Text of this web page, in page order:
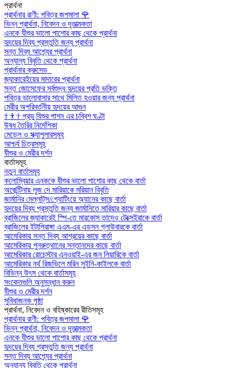
প্রার্থনা
প্রার্থনার রাণী: পবিত্র জপমালা 🌹
ভিন্ন প্রার্থনা, নিবেদন ও দূতাত্মকতা
এনকে যীশুর ভালো পাশোর কাছ থেকে প্রার্থনা
হৃদয়ের দিব্য প্রস্তুতি জন্য প্রার্থনা
সন্ত দিব্য আশ্র্যের প্রার্থনা
অন্যান্য বিবৃতি থেকে প্রার্থনা
প্রার্থনার ক্রুসেড
জ্যাকারেইয়ের মাদারের প্রার্থনা
সন্ত জোসেফের সর্বশুদ্ধ হৃদয়ের প্রতি ভক্তি
পবিত্র ভালোবাসার সাথে মিলিত হওয়ার জন্য প্রার্থনা
মেরীর অপরিবর্তনীয় হৃদয়ের আগুন
† † † প্রভু যিশুর পাশন এর চব্বিশ ঘণ্টা
উষধ তৈরির নির্দেশিকা
মেডেল ও স্ক্যাপুলারসমূহ
আশ্চর্য চিত্রসমূহ
যীশুর ও মেরীর দর্শন
বার্তাসমূহ
নতুন বার্তাসমূহ
কলোম্বিয়ার এনককে যীশুর ভালো পাশোর কাছ থেকে বার্তা
অর্জেন্টিনায় লুজ দে মারিয়াকে মরিয়ান বিবৃতি
জার্মানির মেল্লাট্‌স/গ্যোটিংয়ে অ্যানের কাছে বার্তা
হৃদয়ের দিব্য প্রস্তুতি জন্য জার্মানিতে মারিয়ার কাছে বার্তা
ব্রাজিলের জ্যাকারেই স্পি-তে মারকোস তাদেও টেক্সেইরাকে বার্তা
ব্রাজিলের ইটাপিরাঙ্গা এএম-এর এডসন গ্লাউবারকে বার্তা
আমেরিকায় সন্ত দিব্য আশ্রয়ের কাছে বার্তা
আমেরিকায় পুনরুত্থানের সন্তানদের কাছে বার্তা
আমেরিকার রোচেস্টার এনওয়াই-এর জন লিয়ারিকে বার্তা
আমেরিকার নর্থ রিজভিলে মরিন সুইনি-কাইলকে বার্তা
বিভিন্ন উৎস থেকে বার্তাসমূহ
সংকেতগুলি অনুসন্ধান করুন
যীশুর ও মেরীর দর্শন
সুবিধাজনক পৃষ্ঠা
প্রার্থনা, নিবেদন ও বহিষ্কারের রীতিসমূহ
প্রার্থনার রাণী: পবিত্র জপমালা 🌹
ভিন্ন প্রার্থনা, নিবেদন ও দূতাত্মকতা
এনকে যীশুর ভালো পাশোর কাছ থেকে প্রার্থনা
হৃদয়ের দিব্য প্রস্তুতি জন্য প্রার্থনা
সন্ত দিব্য আশ্র্যের প্রার্থনা
অন্যান্য বিবৃতি থেকে প্রার্থনা